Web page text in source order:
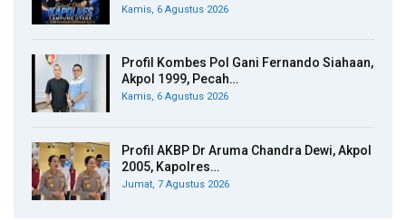
Kamis, 6 Agustus 2026
Profil Kombes Pol Gani Fernando Siahaan,
Akpol 1999, Pecah…
Kamis, 6 Agustus 2026
Profil AKBP Dr Aruma Chandra Dewi, Akpol
2005, Kapolres…
Jumat, 7 Agustus 2026